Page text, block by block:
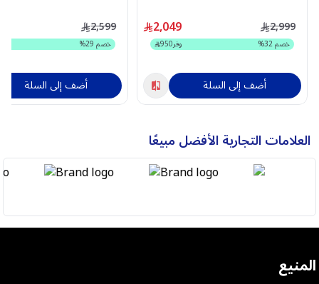
2,049 2,999
خصم32
% وفر950
أضف إلى السلة
2,599
خصم29
%
أضف إلى السلة
العلامات التجارية الأفضل مبيعًا
المنيع